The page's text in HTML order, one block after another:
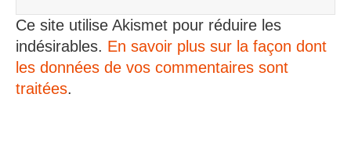
Ce site utilise Akismet pour réduire les
indésirables. En savoir plus sur la façon dont
les données de vos commentaires sont
traitées.